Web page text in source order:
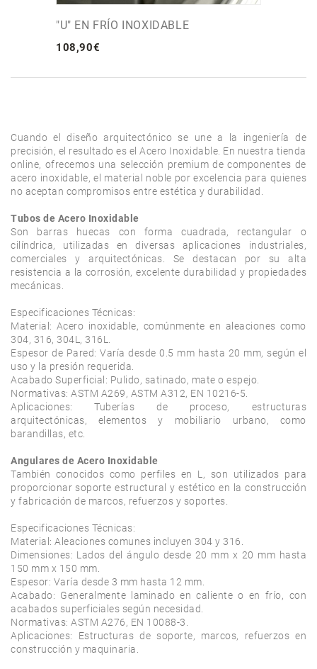
"U" EN FRÍO INOXIDABLE
108,90€
Cuando el diseño arquitectónico se une a la ingeniería de
precisión, el resultado es el Acero Inoxidable. En nuestra tienda
online, ofrecemos una selección premium de componentes de
acero inoxidable, el material noble por excelencia para quienes
no aceptan compromisos entre estética y durabilidad.
Tubos de Acero Inoxidable
Son barras huecas con forma cuadrada, rectangular o
cilíndrica, utilizadas en diversas aplicaciones industriales,
comerciales y arquitectónicas. Se destacan por su alta
resistencia a la corrosión, excelente durabilidad y propiedades
mecánicas.
Especificaciones Técnicas:
Material: Acero inoxidable, comúnmente en aleaciones como
304, 316, 304L, 316L.
Espesor de Pared: Varía desde 0.5 mm hasta 20 mm, según el
uso y la presión requerida.
Acabado Superficial: Pulido, satinado, mate o espejo.
Normativas: ASTM A269, ASTM A312, EN 10216-5.
Aplicaciones: Tuberías de proceso, estructuras
arquitectónicas, elementos y mobiliario urbano, como
barandillas, etc.
Angulares de Acero Inoxidable
También conocidos como perfiles en L, son utilizados para
proporcionar soporte estructural y estético en la construcción
y fabricación de marcos, refuerzos y soportes.
Especificaciones Técnicas:
Material: Aleaciones comunes incluyen 304 y 316.
Dimensiones: Lados del ángulo desde 20 mm x 20 mm hasta
150 mm x 150 mm.
Espesor: Varía desde 3 mm hasta 12 mm.
Acabado: Generalmente laminado en caliente o en frío, con
acabados superficiales según necesidad.
Normativas: ASTM A276, EN 10088-3.
Aplicaciones: Estructuras de soporte, marcos, refuerzos en
construcción y maquinaria.